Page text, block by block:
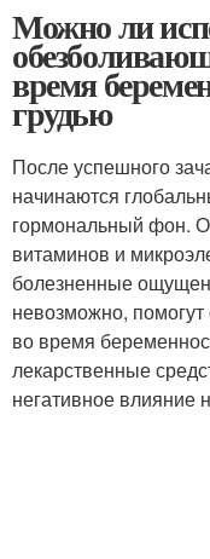
Можно ли
время
грудью
После успешного
начинаются
гормональный фон.
витаминов и
болезненные
невозможно,
во время
лекарственные
негативное влияние